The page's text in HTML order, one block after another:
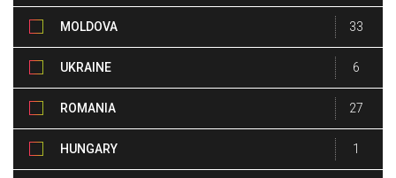
MOLDOVA 33
UKRAINE 6
ROMANIA 27
HUNGARY 1